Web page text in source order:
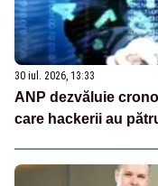
30 iul. 2026, 13:33
ANP dezvăluie
care hackerii au